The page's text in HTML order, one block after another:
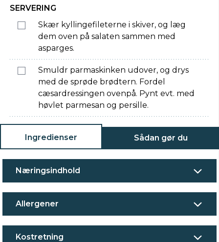
SERVERING
Skær kyllingefileterne i skiver, og læg
dem oven på salaten sammen med
asparges.
Smuldr parmaskinken udover, og drys
med de sprøde brødtern. Fordel
cæsardressingen ovenpå. Pynt evt. med
høvlet parmesan og persille.
Ingredienser Sådan gør du
Næringsindhold
Allergener
Kostretning